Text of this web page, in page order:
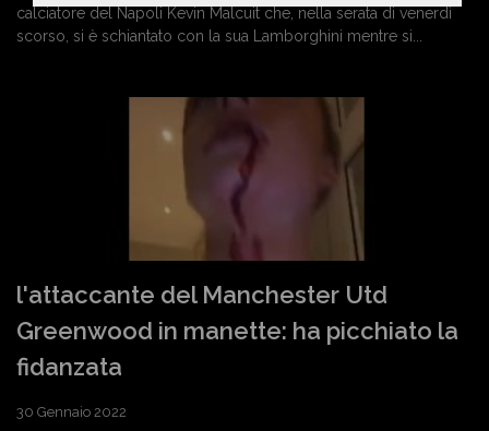
calciatore del Napoli Kevin Malcuit che, nella serata di venerdì
scorso, si è schiantato con la sua Lamborghini mentre si...
l'attaccante del Manchester Utd
Greenwood in manette: ha picchiato la
fidanzata
30 Gennaio 2022